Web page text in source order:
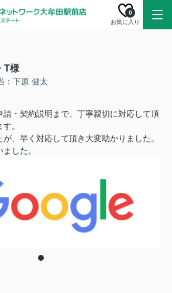
お気に入り
0
T様
：下原 健太
請・契約説明まで、丁寧親切に対応して頂
。
、早く対応して頂き大変助かりました。
した。